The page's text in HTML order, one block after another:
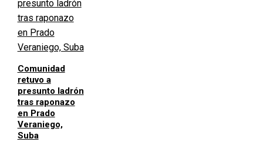
Comunidad
retuvo a
presunto ladrón
tras raponazo
en Prado
Veraniego,
Suba